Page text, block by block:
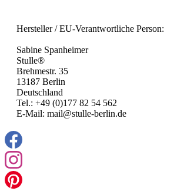
Hersteller / EU-Verantwortliche Person:
Sabine Spanheimer
Stulle®
Brehmestr. 35
13187 Berlin
Deutschland
Tel.: +49 (0)177 82 54 562
E-Mail: mail@stulle-berlin.de